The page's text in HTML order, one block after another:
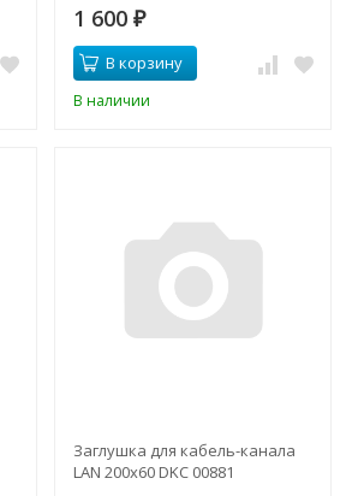
1 600 ₽
В корзину
В наличии
Заглушка для кабель-канала
LAN 200х60 DKC 00881